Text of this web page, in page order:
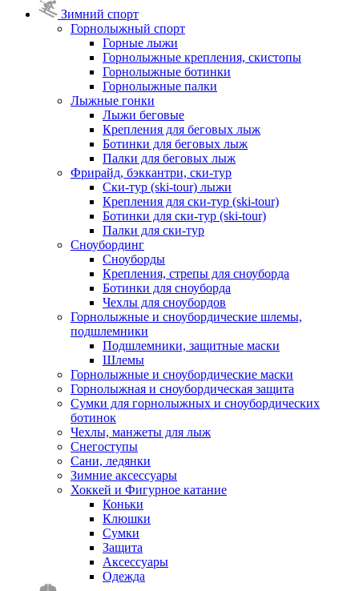
Зимний спорт
Горнолыжный спорт
Горные лыжи
Горнолыжные крепления, скистопы
Горнолыжные ботинки
Горнолыжные палки
Лыжные гонки
Лыжи беговые
Крепления для беговых лыж
Ботинки для беговых лыж
Палки для беговых лыж
Фрирайд, бэккантри, ски-тур
Ски-тур (ski-tour) лыжи
Крепления для ски-тур (ski-tour)
Ботинки для ски-тур (ski-tour)
Палки для ски-тур
Сноубординг
Сноуборды
Крепления, стрепы для сноуборда
Ботинки для сноуборда
Чехлы для сноубордов
Горнолыжные и сноубордические шлемы,
подшлемники
Подшлемники, защитные маски
Шлемы
Горнолыжные и сноубордические маски
Горнолыжная и сноубордическая защита
Сумки для горнолыжных и сноубордических
ботинок
Чехлы, манжеты для лыж
Снегоступы
Сани, ледянки
Зимние аксессуары
Хоккей и Фигурное катание
Коньки
Клюшки
Сумки
Защита
Аксессуары
Одежда